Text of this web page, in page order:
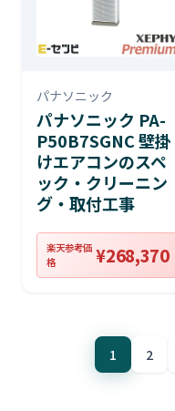
パナソニック
パナソニック PA-
P50B7SGNC 壁掛
けエアコンのスペ
ック・クリーニン
グ・取付工事
楽天参考価
格
¥268,370
1 2